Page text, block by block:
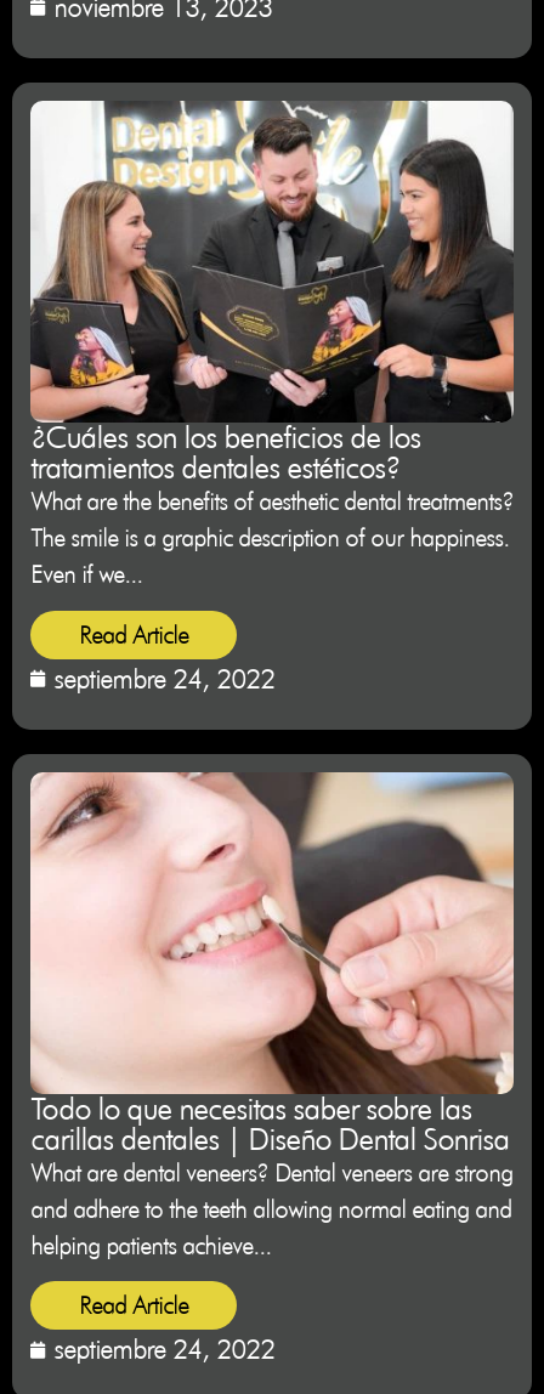
noviembre 13, 2023
¿Cuáles son los beneficios de los
tratamientos dentales estéticos?
What are the benefits of aesthetic dental treatments?
The smile is a graphic description of our happiness.
Even if we...
Read Article
septiembre 24, 2022
Todo lo que necesitas saber sobre las
carillas dentales | Diseño Dental Sonrisa
What are dental veneers? Dental veneers are strong
and adhere to the teeth allowing normal eating and
helping patients achieve...
Read Article
septiembre 24, 2022